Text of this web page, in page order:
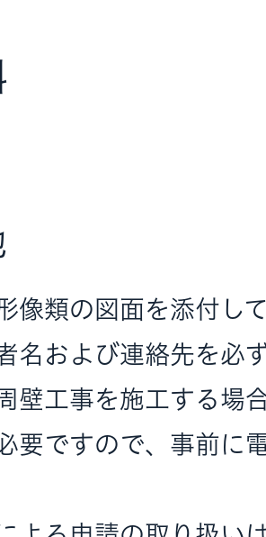
像類の図面を添付し
名および連絡先を必
壁工事を施工する場
要ですので、事前に